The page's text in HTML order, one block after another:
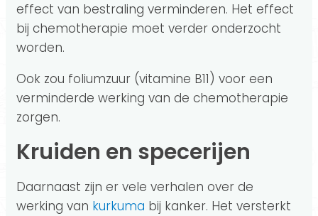
effect van bestraling verminderen. Het effect
bij chemotherapie moet verder onderzocht
worden.
Ook zou foliumzuur (vitamine B11) voor een
verminderde werking van de chemotherapie
zorgen.
Kruiden en specerijen
Daarnaast zijn er vele verhalen over de
werking van kurkuma bij kanker. Het versterkt